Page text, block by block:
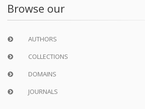
Browse our
AUTHORS
COLLECTIONS
DOMAINS
JOURNALS